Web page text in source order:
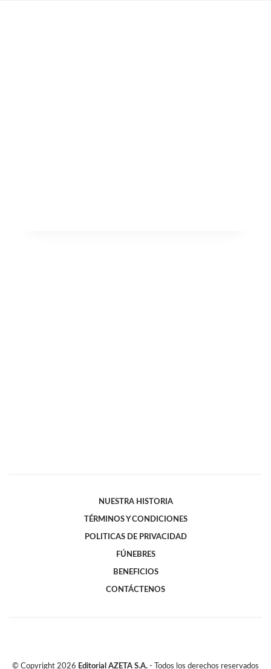
NUESTRA HISTORIA
TÉRMINOS Y CONDICIONES
POLITICAS DE PRIVACIDAD
FÚNEBRES
BENEFICIOS
CONTÁCTENOS
© Copyright 2026 Editorial AZETA S.A. - Todos los derechos reservados